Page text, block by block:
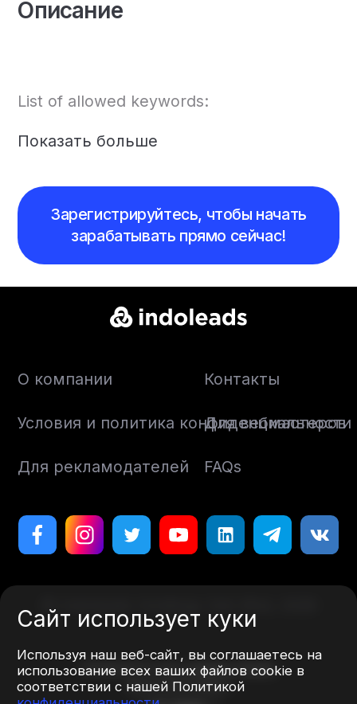
Сайт использует куки
Используя наш веб-сайт, вы соглашаетесь на
использование всех ваших файлов cookie в
соответствии с нашей Политикой
Описание
List of allowed keywords:
Показать больше
Зарегистрируйтесь, чтобы начать
зарабатывать прямо сейчас!
О компании Контакты
Условия и политика конфиденциальности
Для вебмастеров
Для рекламодателей FAQs
© Indoleads Holdings Sdn Bhd, 2026
Designed by Art. Lebedev Studio
More information